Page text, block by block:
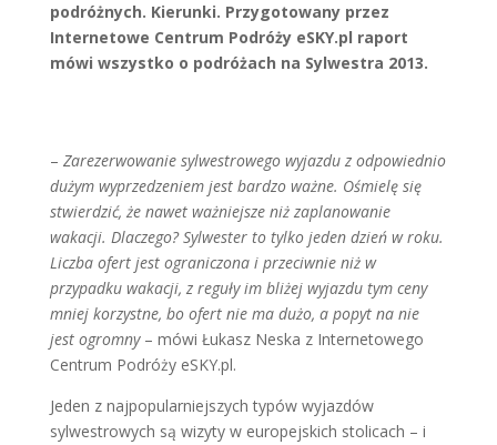
podróżnych. Kierunki. Przygotowany przez
Internetowe Centrum Podróży eSKY.pl raport
mówi wszystko o podróżach na Sylwestra 2013.
– Zarezerwowanie sylwestrowego wyjazdu z odpowiednio
dużym wyprzedzeniem jest bardzo ważne. Ośmielę się
stwierdzić, że nawet ważniejsze niż zaplanowanie
wakacji. Dlaczego? Sylwester to tylko jeden dzień w roku.
Liczba ofert jest ograniczona i przeciwnie niż w
przypadku wakacji, z reguły im bliżej wyjazdu tym ceny
mniej korzystne, bo ofert nie ma dużo, a popyt na nie
jest ogromny– mówi Łukasz Neska z Internetowego
Centrum Podróży eSKY.pl.
Jeden z najpopularniejszych typów wyjazdów
sylwestrowych są wizyty w europejskich stolicach – i